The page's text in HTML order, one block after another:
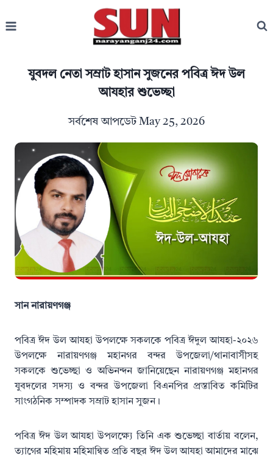
to
যুবদল নেতা সম্রাট হাসান সুজনের পবিত্র ঈদ উল
আযহার শুভেচ্ছা
সর্বশেষ আপডেট May 25, 2026
সান নারায়ণগঞ্জ
পবিত্র ঈদ উল আযহা উপলক্ষে সকলকে পবিত্র ঈদুল আযহা-২০২৬
উপলক্ষে নারায়ণগঞ্জ মহানগর বন্দর উপজেলা/থানাবাসীসহ
সকলকে শুভেচ্ছা ও অভিনন্দন জানিয়েছেন নারায়ণগঞ্জ মহানগর
যুবদলের সদস্য ও বন্দর উপজেলা বিএনপির প্রস্তাবিত কমিটির
সাংগঠনিক সম্পাদক সম্রাট হাসান সুজন।
পবিত্র ঈদ উল আযহা উপলক্ষ্যে তিনি এক শুভেচ্ছা বার্তায় বলেন,
ত্যাগের মহিমায় মহিমান্বিত প্রতি বছর ঈদ উল আযহা আমাদের মাঝে